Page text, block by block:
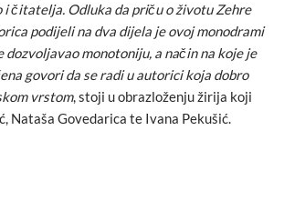
i čitatelja. Odluka da priču o životu Zehre
podijeli na dva dijela je ovoj monodrami
monotoniju, a način na koje je
govori da se radi u autorici koja dobro
vrstom, stoji u obrazloženju žirija koji
Nataša Govedarica te Ivana Pekušić.